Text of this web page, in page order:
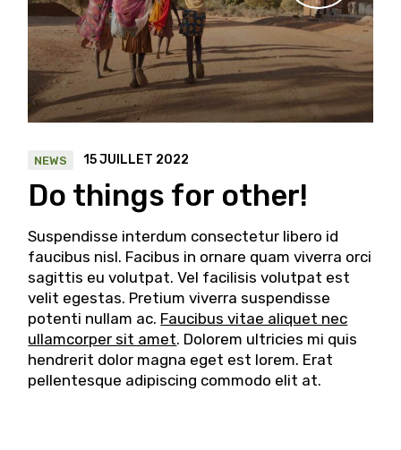
NEWS 15 JUILLET 2022
Do things for other!
Suspendisse interdum consectetur libero id
faucibus nisl. Facibus in ornare quam viverra orci
sagittis eu volutpat. Vel facilisis volutpat est
velit egestas. Pretium viverra suspendisse
potenti nullam ac. Faucibus vitae aliquet nec
ullamcorper sit amet. Dolorem ultricies mi quis
hendrerit dolor magna eget est lorem. Erat
pellentesque adipiscing commodo elit at.